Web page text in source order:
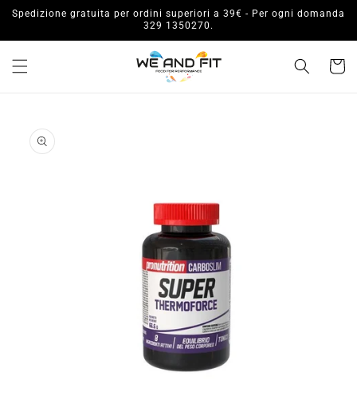
direttamente
Spedizione gratuita per ordini superiori a 39€ - Per ogni domanda
329 1350270.
Carrello
informazioni
sul prodotto